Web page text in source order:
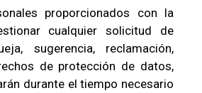
proporcionados con la
cualquier solicitud de
sugerencia, reclamación,
de protección de datos,
durante el tiempo necesario